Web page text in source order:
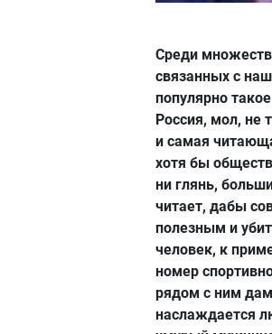
Среди
связанных с
популярно
Россия, мол, не
и самая
хотя бы
ни глянь,
читает, дабы
полезным и
человек, к
номер
рядом с ним
наслаждается